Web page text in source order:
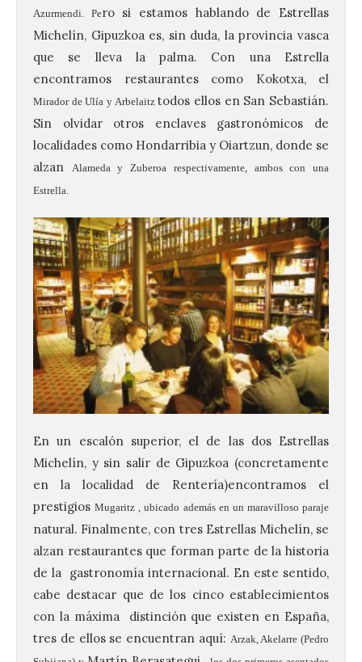
Azurmendi. Pero si estamos hablando de Estrellas
Michelín, Gipuzkoa es, sin duda, la provincia vasca
que se lleva la palma. Con una Estrella
encontramos restaurantes como Kokotxa, el
Mirador de Ulía y Arbelaitztodos ellos en San Sebastián.
Sin olvidar otros enclaves gastronómicos de
localidades como Hondarribia y Oiartzun, donde se
alzan
AlamedayZuberoa respectivamente, ambos con una
Estrella.
En un escalón superior, el de las dos Estrellas
Michelín, y sin salir de Gipuzkoa (concretamente
en la localidad de Rentería)encontramos el
prestigiosMugaritz, ubicado además en un maravilloso paraje
natural. Finalmente, con tres Estrellas Michelín, se
alzan restaurantes que forman parte de la historia
de la gastronomía internacional. En este sentido,
cabe destacar que de los cinco establecimientos
con la máxima distinción que existen en España,
tres de ellos se encuentran aquí: Arzak, Akelarre (Pedro
El Ayuntamiento de La
Bañeza presenta el
Festival One More Time,
una cita con la música de